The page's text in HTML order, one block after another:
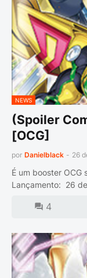
NEWS
(Spoiler
[OCG]
por Danielblack - 26
É um booster
Lançamento: 26
4